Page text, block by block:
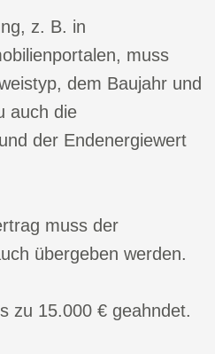
z. B. in
muss
dem Baujahr und
auch die
der Endenergiewert
muss der
übergeben werden.
zu 15.000 € geahndet.